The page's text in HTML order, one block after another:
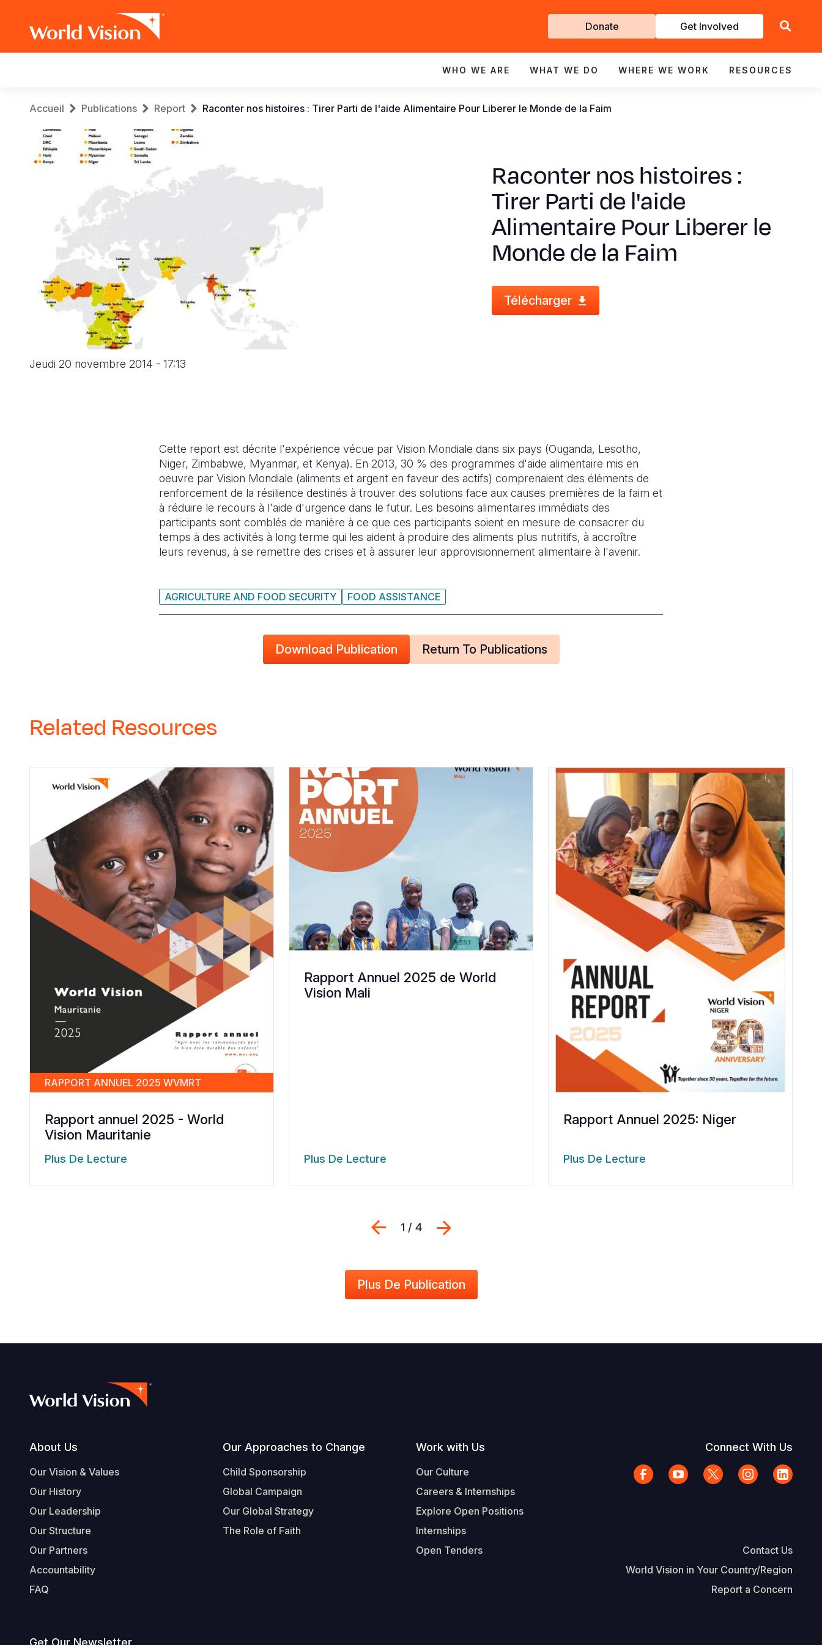
Get
Involved
Donate Get Involved
navigation
WHO WE ARE WHAT WE DO WHERE WE WORK RESOURCES
Fil
d'Ariane
Accueil Publications Report Raconter nos histoires : Tirer Parti de l'aide Alimentaire Pour Liberer le Monde de la Faim
Raconter nos histoires :
Tirer Parti de l'aide
Alimentaire Pour Liberer le
Monde de la Faim
Télécharger
Jeudi 20 novembre 2014 - 17:13
Cette report est décrite l'expérience vécue par Vision Mondiale dans six pays (Ouganda, Lesotho,
Niger, Zimbabwe, Myanmar, et Kenya). En 2013, 30 % des programmes d'aide alimentaire mis en
oeuvre par Vision Mondiale (aliments et argent en faveur des actifs) comprenaient des éléments de
renforcement de la résilience destinés à trouver des solutions face aux causes premières de la faim et
à réduire le recours à l'aide d'urgence dans le futur. Les besoins alimentaires immédiats des
participants sont comblés de manière à ce que ces participants soient en mesure de consacrer du
temps à des activités à long terme qui les aident à produire des aliments plus nutritifs, à accroître
leurs revenus, à se remettre des crises et à assurer leur approvisionnement alimentaire à l'avenir.
AGRICULTURE AND FOOD SECURITY FOOD ASSISTANCE
Download Publication Return To Publications
Related Resources
RAPPORT ANNUEL 2025 WVMRT
Rapport annuel 2025 - World
Vision Mauritanie
Plus De Lecture
Rapport Annuel 2025 de World
Vision Mali
Plus De Lecture
Rapport Annuel 2025: Niger
Plus De Lecture
Previous
1 / 4
Plus De Publication
Footer
About Us
Our Vision & Values
Our History
Our Leadership
Our Structure
Our Partners
Accountability
FAQ
Our Approaches to Change
Child Sponsorship
Global Campaign
Our Global Strategy
The Role of Faith
Work with Us
Our Culture
Careers & Internships
Explore Open Positions
Internships
Open Tenders
Connect With Us
Contact Us
World Vision in Your Country/Region
Report a Concern
Get Our Newsletter